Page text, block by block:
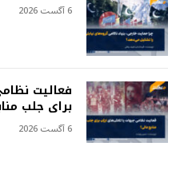
6 آگست 2026
فعالیت
برای جلب
6 آگست 2026